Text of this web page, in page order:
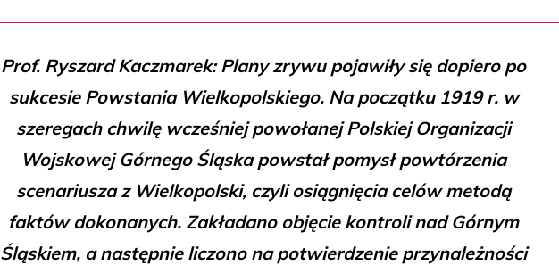
Prof. Ryszard Kaczmarek: Plany zrywu pojawiły się dopiero po
sukcesie Powstania Wielkopolskiego. Na początku 1919 r. w
szeregach chwilę wcześniej powołanej Polskiej Organizacji
Wojskowej Górnego Śląska powstał pomysł powtórzenia
scenariusza z Wielkopolski, czyli osiągnięcia celów metodą
faktów dokonanych. Zakładano objęcie kontroli nad Górnym
Śląskiem, a następnie liczono na potwierdzenie przynależności